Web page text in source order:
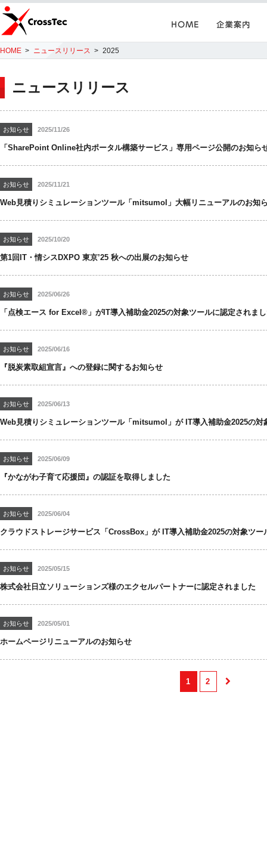
CrossTec
HOME ニュースリリース 2025
ニュースリリース
お知らせ 2025/11/26
「SharePoint Online社内ポータル構築サービス」専用ページ公開のお知ら
お知らせ 2025/11/21
Web見積りシミュレーションツール「mitsumol」大幅リニューアルのお知
お知らせ 2025/10/20
第1回IT・情シスDXPO 東京’25 秋への出展のお知らせ
お知らせ 2025/06/26
「点検エース for Excel®」がIT導入補助金2025の対象ツールに認定されま
お知らせ 2025/06/16
『脱炭素取組宣言』への登録に関するお知らせ
お知らせ 2025/06/13
Web見積りシミュレーションツール「mitsumol」が IT導入補助金2025の対
お知らせ 2025/06/09
『かながわ子育て応援団』の認証を取得しました
お知らせ 2025/06/04
クラウドストレージサービス「CrossBox」が IT導入補助金2025の対象ツー
お知らせ 2025/05/15
株式会社日立ソリューションズ様のエクセルパートナーに認定されました
お知らせ 2025/05/01
ホームページリニューアルのお知らせ
1 2